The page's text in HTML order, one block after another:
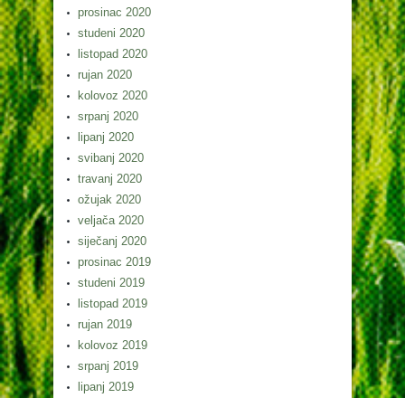
prosinac 2020
studeni 2020
listopad 2020
rujan 2020
kolovoz 2020
srpanj 2020
lipanj 2020
svibanj 2020
travanj 2020
ožujak 2020
veljača 2020
siječanj 2020
prosinac 2019
studeni 2019
listopad 2019
rujan 2019
kolovoz 2019
srpanj 2019
lipanj 2019